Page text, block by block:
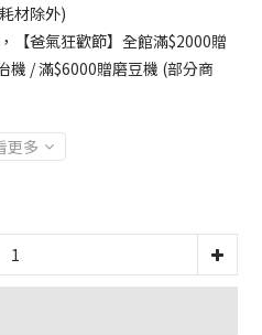
材除外)
【爸氣狂歡節】全館滿$2000贈
機 / 滿$6000贈磨豆機 (部分商
更多